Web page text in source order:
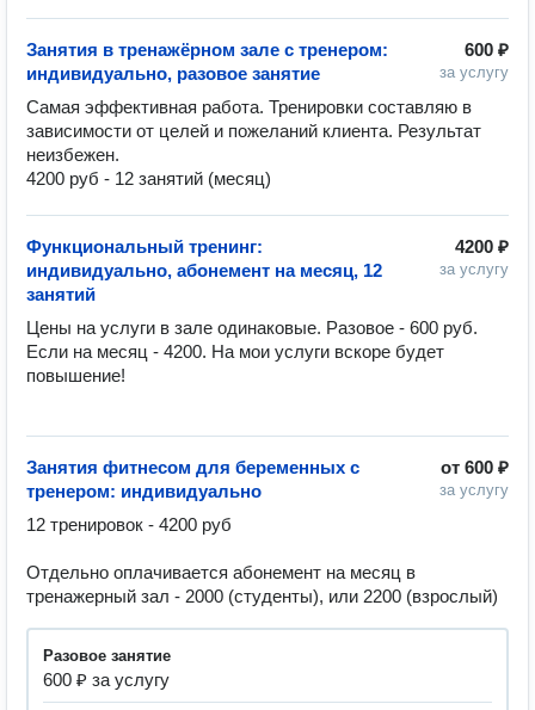
600 ₽
за услугу
Занятия в тренажёрном зале с тренером:
индивидуально, разовое занятие
Самая эффективная работа. Тренировки составляю в
зависимости от целей и пожеланий клиента. Результат
неизбежен.
4200 руб - 12 занятий (месяц)
4200 ₽
за услугу
Функциональный тренинг:
индивидуально, абонемент на месяц, 12
занятий
Цены на услуги в зале одинаковые. Разовое - 600 руб.
Если на месяц - 4200. На мои услуги вскоре будет
повышение!
от 600 ₽
за услугу
Занятия фитнесом для беременных с
тренером: индивидуально
12 тренировок - 4200 руб
Отдельно оплачивается абонемент на месяц в
тренажерный зал - 2000 (студенты), или 2200 (взрослый)
разовое занятие
600 ₽ за услугу